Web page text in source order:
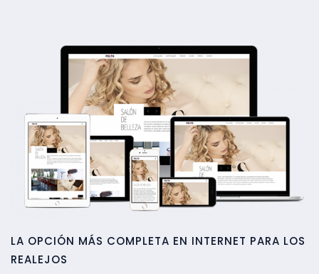
LA OPCIÓN MÁS COMPLETA EN INTERNET PARA LOS
REALEJOS